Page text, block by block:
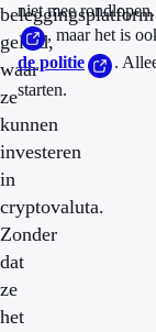
beleggingsplatform
geleid,
waar
ze
kunnen
investeren
in
cryptovaluta.
Zonder
dat
ze
het
niet mee
, maar het is
de politie
.
starten.